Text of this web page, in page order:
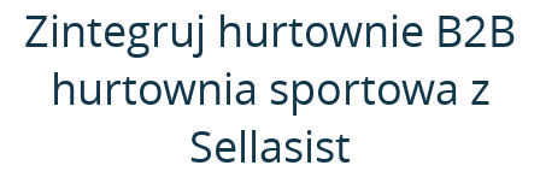
Zintegruj hurtownie B2B
hurtownia sportowa z
Sellasist